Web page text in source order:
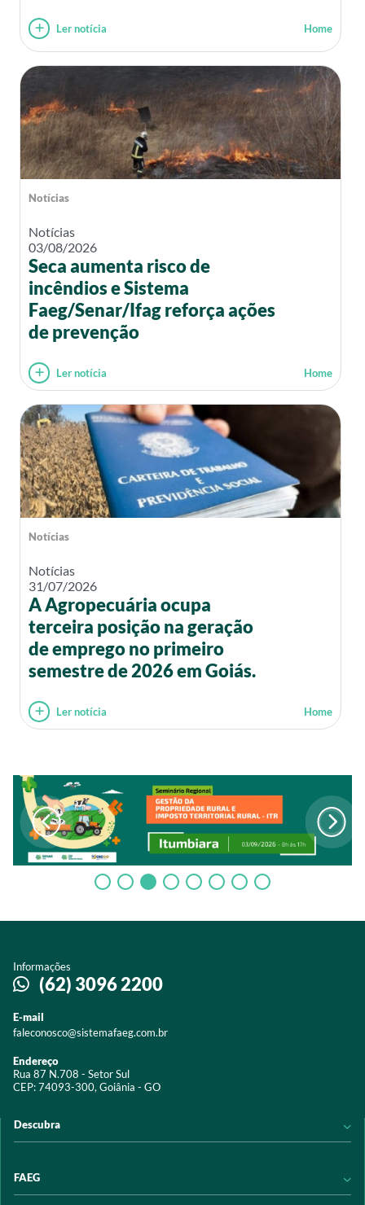
Ler notícia Home
Notícias
Notícias
03/08/2026
Seca aumenta risco de
incêndios e Sistema
Faeg/Senar/Ifag reforça ações
de prevenção
Ler notícia Home
Notícias
Notícias
31/07/2026
A Agropecuária ocupa
terceira posição na geração
de emprego no primeiro
semestre de 2026 em Goiás.
Ler notícia Home
Informações
(62) 3096 2200
E-mail
faleconosco@sistemafaeg.com.br
Endereço
Rua 87 N.708 - Setor Sul
CEP: 74093-300, Goiânia - GO
Descubra
Acervo digital
FAEG